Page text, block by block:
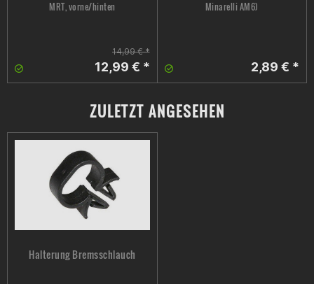
MRT, vorne/hinten
14,99 € *
12,99 € *
Minarelli AM6)
2,89 € *
ZULETZT ANGESEHEN
Halterung Bremsschlauch